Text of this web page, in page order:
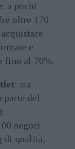
: a pochi
oltre 170
e
fino al 70%.
: tra
parte del
negozi
di qualità,